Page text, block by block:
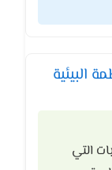
البيئية
التي